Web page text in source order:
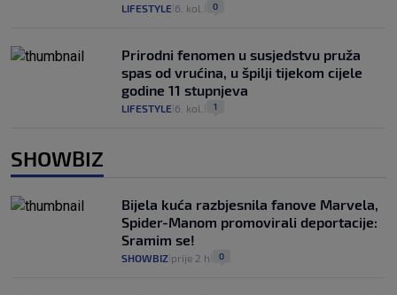
LIFESTYLE 6. kol. 0
Prirodni fenomen u susjedstvu pruža
spas od vrućina, u špilji tijekom cijele
godine 11 stupnjeva
LIFESTYLE 6. kol. 1
SHOWBIZ
Bijela kuća razbjesnila fanove Marvela,
Spider-Manom promovirali deportacije:
Sramim se!
SHOWBIZ prije 2 h 0